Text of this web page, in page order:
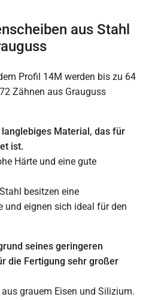
aus Stahl
Profil 14M werden bis zu 64
Zähnen aus Grauguss
Material, das für
ist.
Härte und eine gute
besitzen eine
und eignen sich ideal für den
seines geringeren
die Fertigung sehr großer
grauem Eisen und Silizium.